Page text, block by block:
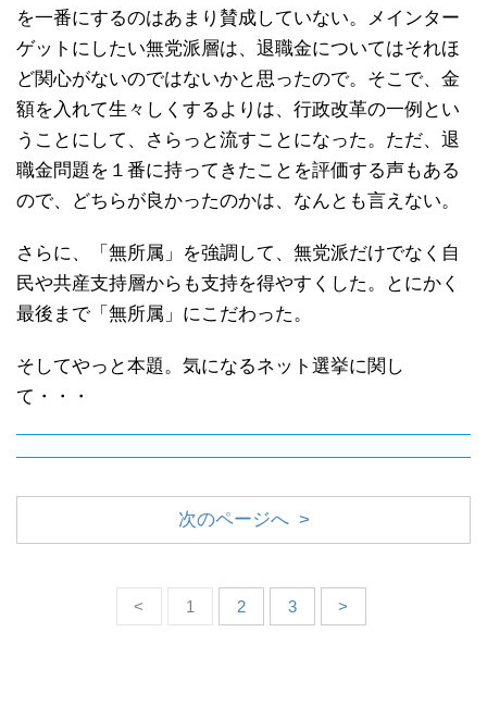
を一番にするのはあまり賛成していない。メインター
ゲットにしたい無党派層は、退職金についてはそれほ
ど関心がないのではないかと思ったので。そこで、金
額を入れて生々しくするよりは、行政改革の一例とい
うことにして、さらっと流すことになった。ただ、退
職金問題を１番に持ってきたことを評価する声もある
ので、どちらが良かったのかは、なんとも言えない。
さらに、「無所属」を強調して、無党派だけでなく自
民や共産支持層からも支持を得やすくした。とにかく
最後まで「無所属」にこだわった。
そしてやっと本題。気になるネット選挙に関し
て・・・
次のページへ >
< 1 2 3 >